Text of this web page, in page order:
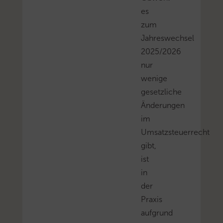
es
zum
Jahreswechsel
2025/2026
nur
wenige
gesetzliche
Änderungen
im
Umsatzsteuerrecht
gibt,
ist
in
der
Praxis
aufgrund